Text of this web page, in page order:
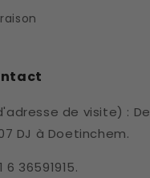
de visite) : De
DJ à Doetinchem.
36591915.